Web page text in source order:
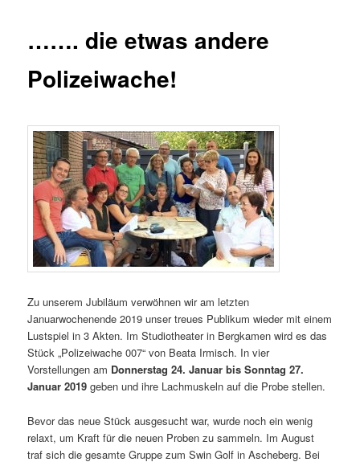
……. die etwas andere
Polizeiwache!
Zu unserem Jubiläum verwöhnen wir am letzten
Januarwochenende 2019 unser treues Publikum wieder mit einem
Lustspiel in 3 Akten. Im Studiotheater in Bergkamen wird es das
Stück „Polizeiwache 007“ von Beata Irmisch. In vier
Vorstellungen am Donnerstag 24. Januar bis Sonntag 27.
Januar 2019geben und ihre Lachmuskeln auf die Probe stellen.
Bevor das neue Stück ausgesucht war, wurde noch ein wenig
relaxt, um Kraft für die neuen Proben zu sammeln. Im August
traf sich die gesamte Gruppe zum Swin Golf in Ascheberg. Bei